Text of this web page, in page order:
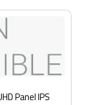
Panel IPS